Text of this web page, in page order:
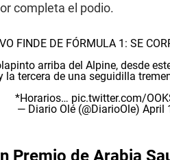
completa el podio.
FINDE DE FÓRMULA 1: SE
arriba del Alpine, desde
la tercera de una seguidilla
*Horarios… pic.twitter.com/
— Diario Olé (@DiarioOle) April
Premio de Arabia